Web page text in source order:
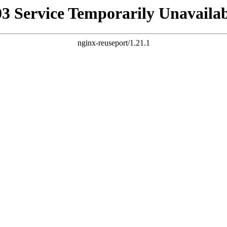
Service Temporarily
nginx-reuseport/1.21.1